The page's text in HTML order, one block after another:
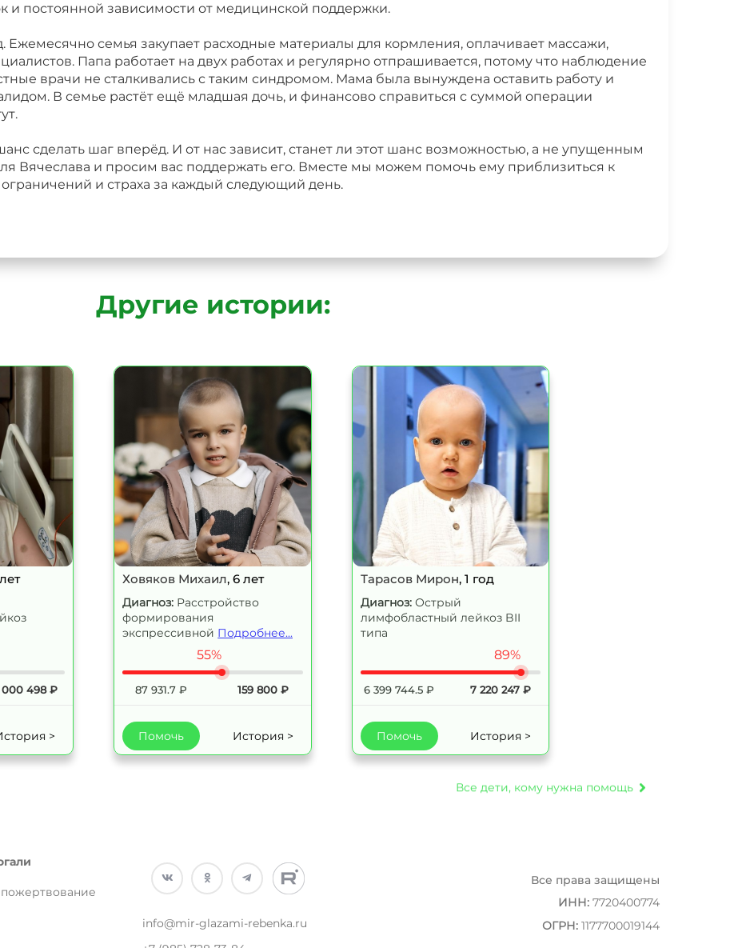
и постоянной зависимости от медицинской поддержки.
Ежемесячно семья закупает расходные материалы для кормления, оплачивает массажи,
Папа работает на двух работах и регулярно отпрашивается, потому что наблюдение
врачи не сталкивались с таким синдромом. Мама была вынуждена оставить работу и
В семье растёт ещё младшая дочь, и финансово справиться с суммой операции
сделать шаг вперёд. И от нас зависит, станет ли этот шанс возможностью, а не упущенным
Вячеслава и просим вас поддержать его. Вместе мы можем помочь ему приблизиться к
и страха за каждый следующий день.
Другие истории:
000 498₽
>
Ховяков Михаил, 6 лет
Диагноз: Расстройство
формирования
экспрессивной Подробнее...
55%
87 931.7₽ 159 800₽
Помочь История >
Тарасов Мирон, 1 год
Диагноз: Острый
лимфобластный лейкоз BII
типа
89%
6 399 744.5 ₽ 7 220 247 ₽
Помочь История >
Все дети, кому нужна помощь
info@mir-glazami-rebenka.ru
Все права защищены
ИНН: 7720400774
ОГРН: 1177700019144